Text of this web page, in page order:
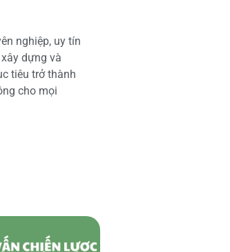
nghiệp, uy tín
dựng và
tiêu trở thành
cho mọi